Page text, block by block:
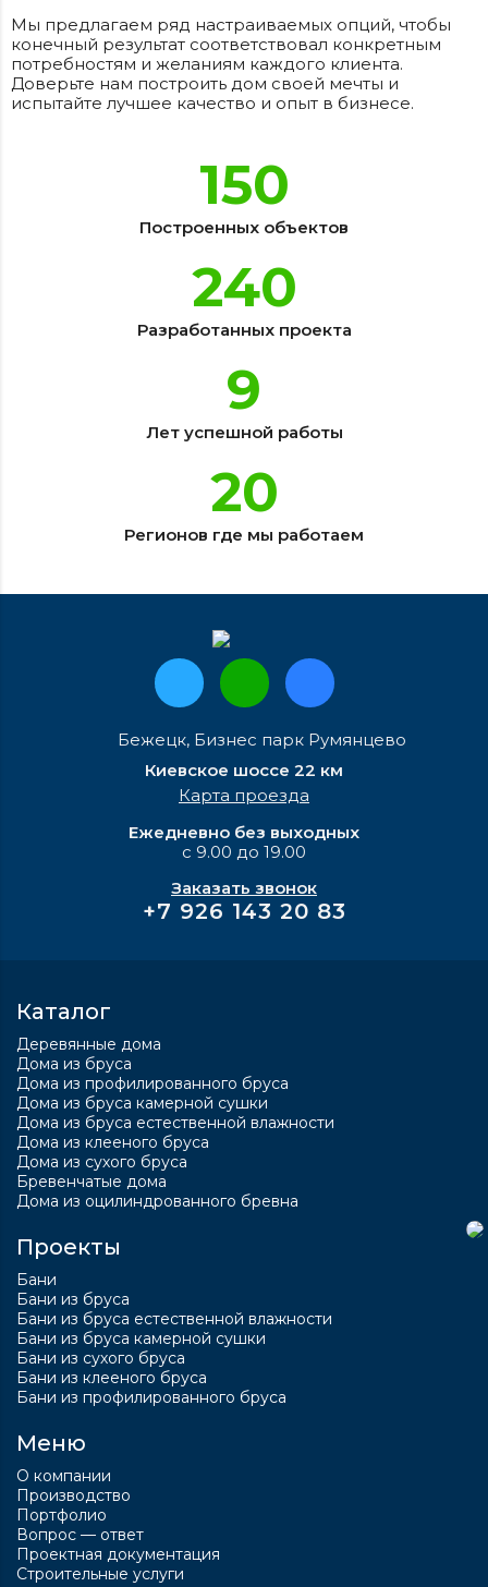
Мы предлагаем ряд настраиваемых опций, чтобы
конечный результат соответствовал конкретным
потребностям и желаниям каждого клиента.
Доверьте нам построить дом своей мечты и
испытайте лучшее качество и опыт в бизнесе.
150
Построенных объектов
240
Разработанных проекта
9
Лет успешной работы
20
Регионов где мы работаем
Бежецк, Бизнес парк Румянцево
Киевское шоссе 22 км
Карта проезда
Ежедневно без выходных
с 9.00 до 19.00
Заказать звонок
+7 926 143 20 83
Каталог
Деревянные дома
Дома из бруса
Дома из профилированного бруса
Дома из бруса камерной сушки
Дома из бруса естественной влажности
Дома из клееного бруса
Дома из сухого бруса
Бревенчатые дома
Дома из оцилиндрованного бревна
Проекты
Бани
Бани из бруса
Бани из бруса естественной влажности
Бани из бруса камерной сушки
Бани из сухого бруса
Бани из клееного бруса
Бани из профилированного бруса
Меню
О компании
Производство
Портфолио
Вопрос — ответ
Проектная документация
Строительные услуги